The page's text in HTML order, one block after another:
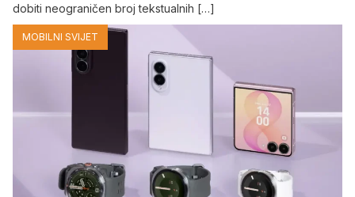
dobiti neograničen broj tekstualnih […]
MOBILNI SVIJET